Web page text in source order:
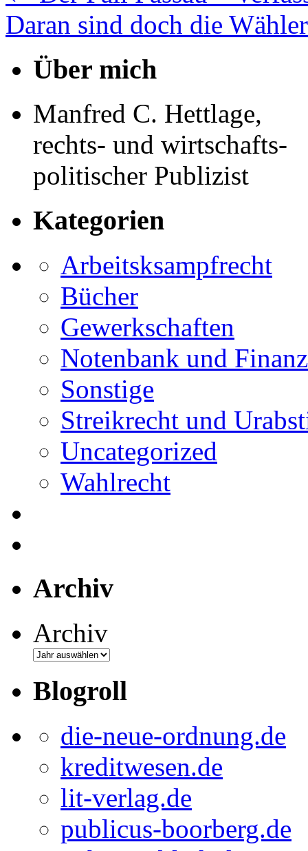
Daran sind doch die
Über mich
Manfred C. Hettlage,
rechts- und wirtschafts-
politischer Publizist
Kategorien
Arbeitsksampfrecht
Bücher
Gewerkschaften
Notenbank und
Sonstige
Streikrecht und
Uncategorized
Wahlrecht
Archiv
Archiv
Blogroll
die-neue-ordnung.de
kreditwesen.de
lit-verlag.de
publicus-boorberg.de